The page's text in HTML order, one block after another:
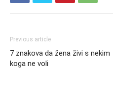
Previous article
7 znakova da žena živi s nekim
koga ne voli